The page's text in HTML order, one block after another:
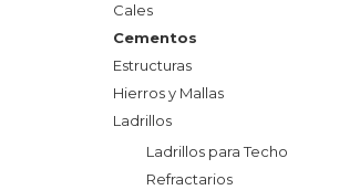
Cales
Cementos
Estructuras
Hierros y Mallas
Ladrillos
Ladrillos para Techo
Refractarios